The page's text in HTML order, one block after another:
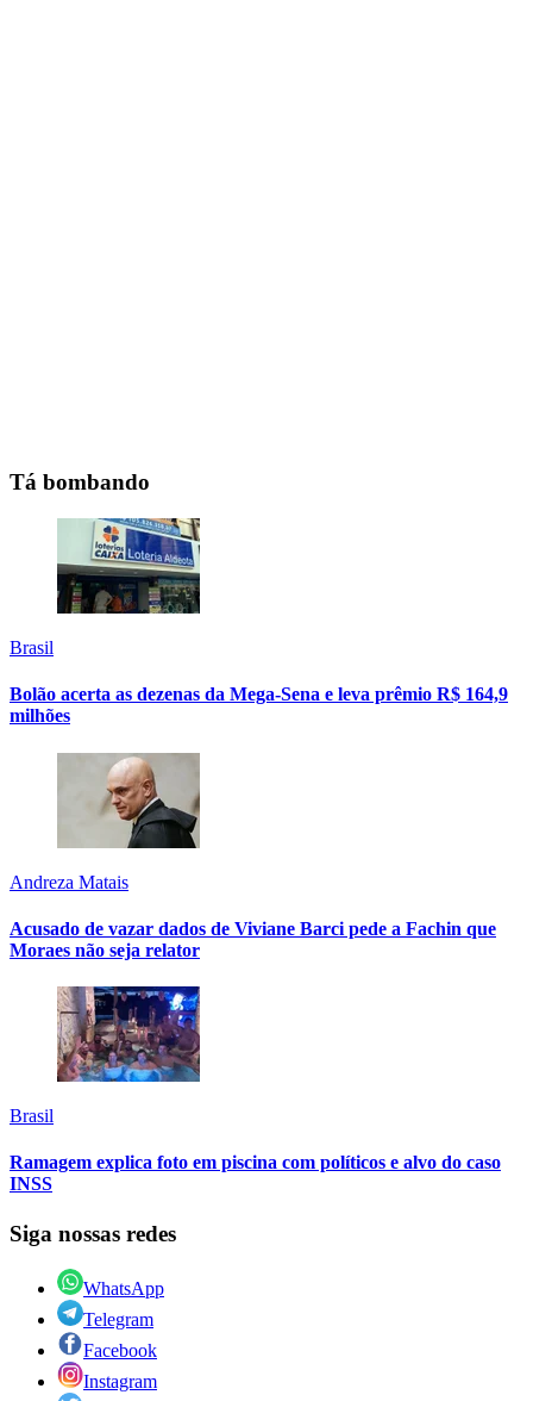
Tá bombando
Brasil
Bolão acerta as dezenas da Mega-Sena e leva prêmio R$ 164,9
milhões
Andreza Matais
Acusado de vazar dados de Viviane Barci pede a Fachin que
Moraes não seja relator
Brasil
Ramagem explica foto em piscina com políticos e alvo do caso
INSS
Siga nossas redes
WhatsApp
Telegram
Facebook
Instagram